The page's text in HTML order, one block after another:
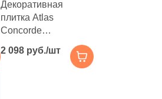
Декоративная
плитка Atlas
Concorde
610110000903 Rive
Acqua Riva Tatami
2 098 руб./шт